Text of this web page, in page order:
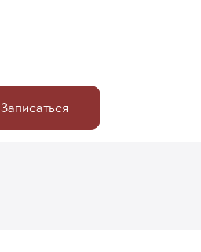
Записаться